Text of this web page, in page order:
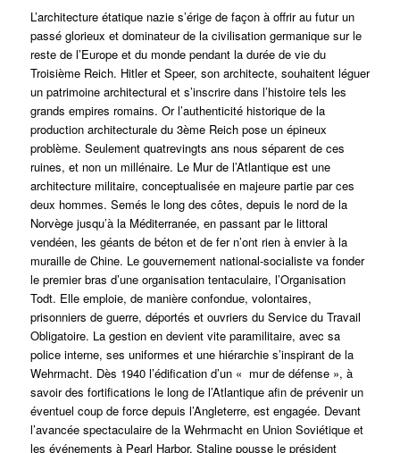
L’architecture étatique nazie s’érige de façon à offrir au futur un
passé glorieux et dominateur de la civilisation germanique sur le
reste de l’Europe et du monde pendant la durée de vie du
Troisième Reich. Hitler et Speer, son architecte, souhaitent léguer
un patrimoine architectural et s’inscrire dans l’histoire tels les
grands empires romains. Or l’authenticité historique de la
production architecturale du 3ème Reich pose un épineux
problème. Seulement quatrevingts ans nous séparent de ces
ruines, et non un millénaire. Le Mur de l’Atlantique est une
architecture militaire, conceptualisée en majeure partie par ces
deux hommes. Semés le long des côtes, depuis le nord de la
Norvège jusqu’à la Méditerranée, en passant par le littoral
vendéen, les géants de béton et de fer n’ont rien à envier à la
muraille de Chine. Le gouvernement national-socialiste va fonder
le premier bras d’une organisation tentaculaire, l’Organisation
Todt. Elle emploie, de manière confondue, volontaires,
prisonniers de guerre, déportés et ouvriers du Service du Travail
Obligatoire. La gestion en devient vite paramilitaire, avec sa
police interne, ses uniformes et une hiérarchie s’inspirant de la
Wehrmacht. Dès 1940 l’édification d’un « mur de défense », à
savoir des fortifications le long de l’Atlantique afin de prévenir un
éventuel coup de force depuis l’Angleterre, est engagée. Devant
l’avancée spectaculaire de la Wehrmacht en Union Soviétique et
les événements à Pearl Harbor, Staline pousse le président